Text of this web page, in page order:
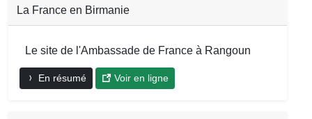
La France en Birmanie
Le site de l'Ambassade de France à Rangoun
En résumé Voir en ligne